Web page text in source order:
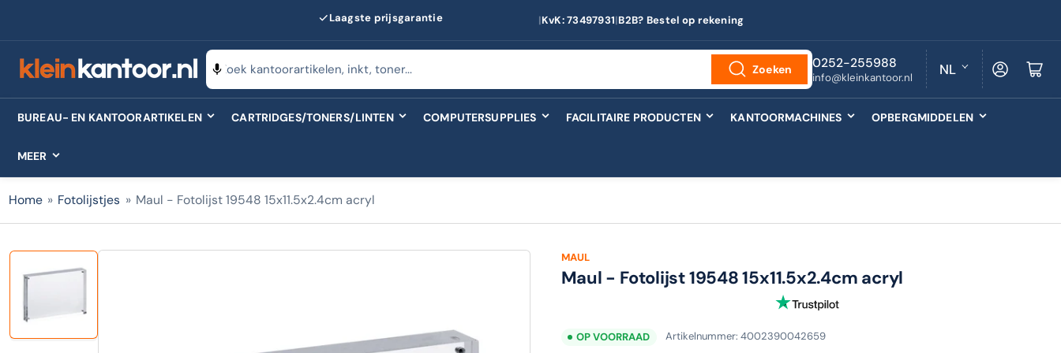
Laagste prijsgarantie |KvK: 73497931|B2B? Bestel op rekening
Zoeken
naar
producten
Zoeken 0252-255988
info@kleinkantoor.nl
T
a
a
NL Log in
BUREAU- EN KANTOORARTIKELEN CARTRIDGES/TONERS/LINTEN COMPUTERSUPPLIES FACILITAIRE PRODUCTEN KANTOORMACHINES OPBERGMIDDELEN
MEER
Home » Fotolijstjes » Maul - Fotolijst 19548 15x11.5x2.4cm acryl
afbeelding
in
MAUL
Maul - Fotolijst 19548 15x11.5x2.4cm acryl
OP VOORRAAD Artikelnummer: 4002390042659